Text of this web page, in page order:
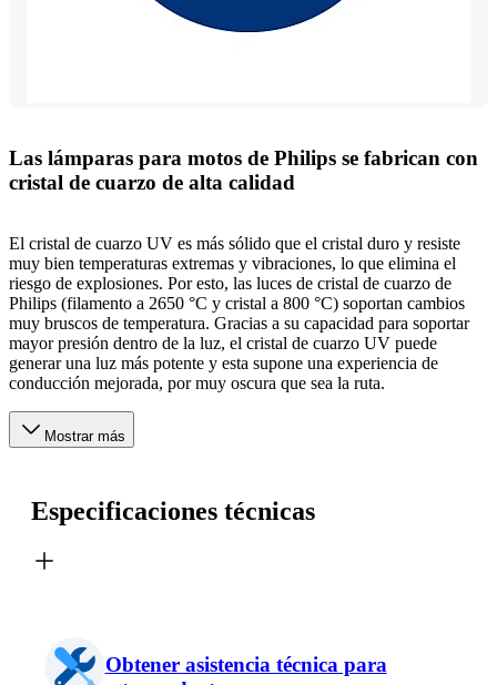
Las lámparas para motos de Philips se fabrican con
cristal de cuarzo de alta calidad
El cristal de cuarzo UV es más sólido que el cristal duro y resiste
muy bien temperaturas extremas y vibraciones, lo que elimina el
riesgo de explosiones. Por esto, las luces de cristal de cuarzo de
Philips (filamento a 2650 °C y cristal a 800 °C) soportan cambios
muy bruscos de temperatura. Gracias a su capacidad para soportar
mayor presión dentro de la luz, el cristal de cuarzo UV puede
generar una luz más potente y esta supone una experiencia de
conducción mejorada, por muy oscura que sea la ruta.
Mostrar más
Especificaciones técnicas
Obtener asistencia técnica para